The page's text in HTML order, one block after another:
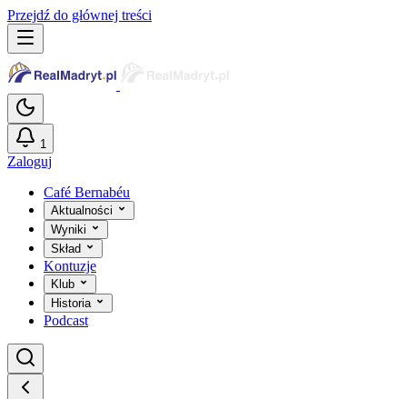
Przejdź do głównej treści
1
Zaloguj
Café Bernabéu
Aktualności
Wyniki
Skład
Kontuzje
Klub
Historia
Podcast